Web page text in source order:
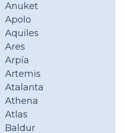
Anuket
Apolo
Aquiles
Ares
Arpía
Artemis
Atalanta
Athena
Atlas
Baldur